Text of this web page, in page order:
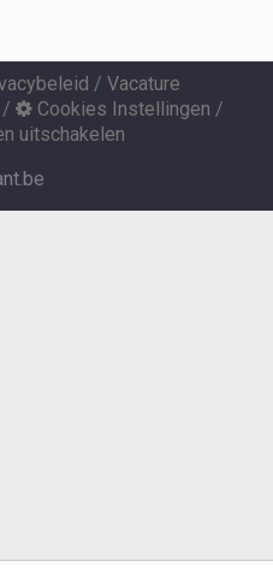
/ Vacature
Cookies Instellingen /
uitschakelen